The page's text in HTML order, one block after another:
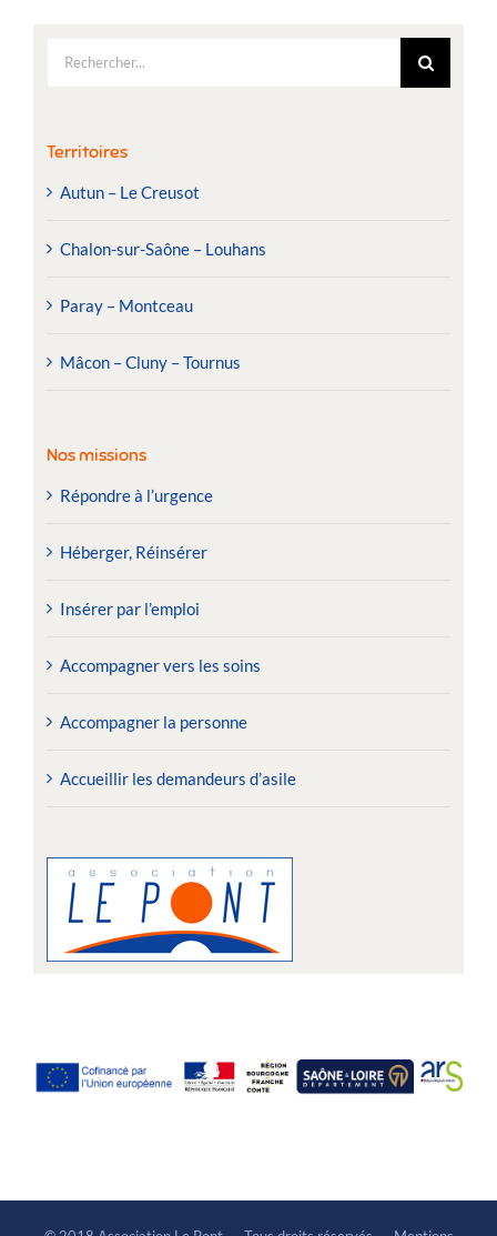
Rechercher:
Territoires
Autun – Le Creusot
Chalon-sur-Saône – Louhans
Paray – Montceau
Mâcon – Cluny – Tournus
Nos missions
Répondre à l’urgence
Héberger, Réinsérer
Insérer par l’emploi
Accompagner vers les soins
Accompagner la personne
Accueillir les demandeurs d’asile